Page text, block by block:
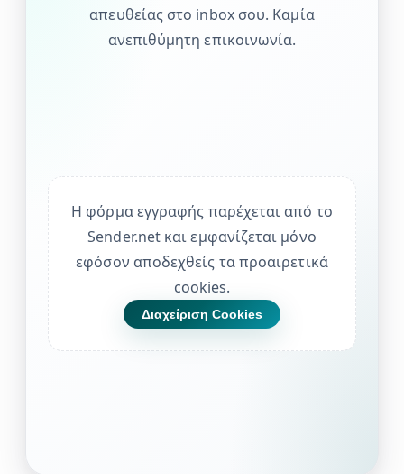
απευθείας στο inbox σου. Καμία
ανεπιθύμητη επικοινωνία.
Η φόρμα εγγραφής παρέχεται από το
Sender.net και εμφανίζεται μόνο
εφόσον αποδεχθείς τα προαιρετικά
cookies.
Διαχείριση Cookies